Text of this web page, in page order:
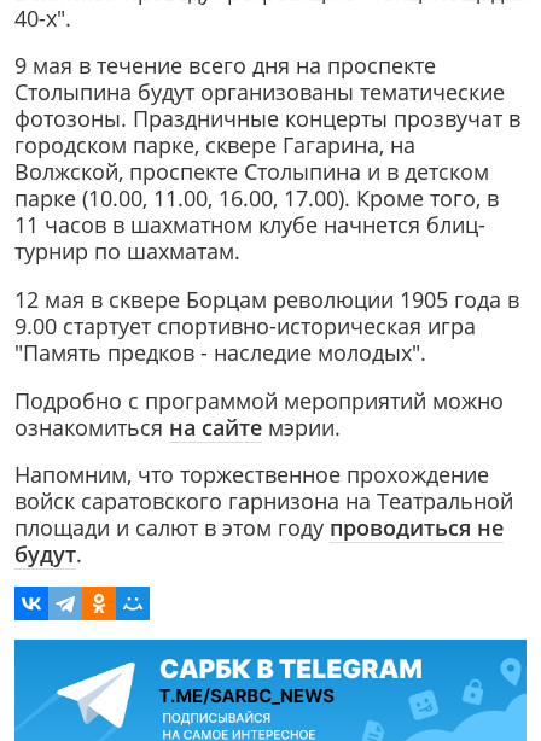
40-х".
9 мая в течение всего дня на проспекте
Столыпина будут организованы тематические
фотозоны. Праздничные концерты прозвучат в
городском парке, сквере Гагарина, на
Волжской, проспекте Столыпина и в детском
парке (10.00, 11.00, 16.00, 17.00). Кроме того, в
11 часов в шахматном клубе начнется блиц-
турнир по шахматам.
12 мая в сквере Борцам революции 1905 года в
9.00 стартует спортивно-историческая игра
"Память предков - наследие молодых".
Подробно с программой мероприятий можно
ознакомиться на сайте мэрии.
Напомним, что торжественное прохождение
войск саратовского гарнизона на Театральной
площади и салют в этом году проводиться не
будут.